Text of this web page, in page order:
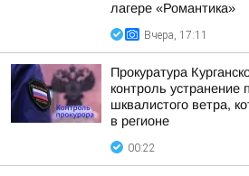
лагере «Романтика»
Вчера, 17:11
Прокуратура
контроль устранение
шквалистого ветра,
в регионе
00:22